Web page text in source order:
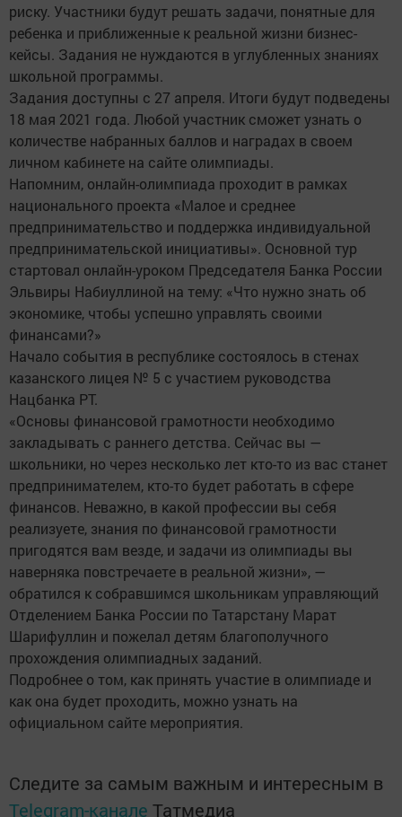
риску. Участники будут решать задачи, понятные для
ребенка и приближенные к реальной жизни бизнес-
кейсы. Задания не нуждаются в углубленных знаниях
школьной программы.
Задания доступны с 27 апреля. Итоги будут подведены
18 мая 2021 года. Любой участник сможет узнать о
количестве набранных баллов и наградах в своем
личном кабинете на сайте олимпиады.
Напомним, онлайн-олимпиада проходит в рамках
национального проекта «Малое и среднее
предпринимательство и поддержка индивидуальной
предпринимательской инициативы». Основной тур
стартовал онлайн-уроком Председателя Банка России
Эльвиры Набиуллиной на тему: «Что нужно знать об
экономике, чтобы успешно управлять своими
финансами?»
Начало события в республике состоялось в стенах
казанского лицея № 5 с участием руководства
Нацбанка РТ.
«Основы финансовой грамотности необходимо
закладывать с раннего детства. Сейчас вы —
школьники, но через несколько лет кто-то из вас станет
предпринимателем, кто-то будет работать в сфере
финансов. Неважно, в какой профессии вы себя
реализуете, знания по финансовой грамотности
пригодятся вам везде, и задачи из олимпиады вы
наверняка повстречаете в реальной жизни», —
обратился к собравшимся школьникам управляющий
Отделением Банка России по Татарстану Марат
Шарифуллин и пожелал детям благополучного
прохождения олимпиадных заданий.
Подробнее о том, как принять участие в олимпиаде и
как она будет проходить, можно узнать на
официальном сайте мероприятия.
Следите за самым важным и интересным в
Telegram-канале Татмедиа